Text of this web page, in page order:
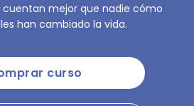
cuentan mejor que nadie cómo
han cambiado la vida.
curso